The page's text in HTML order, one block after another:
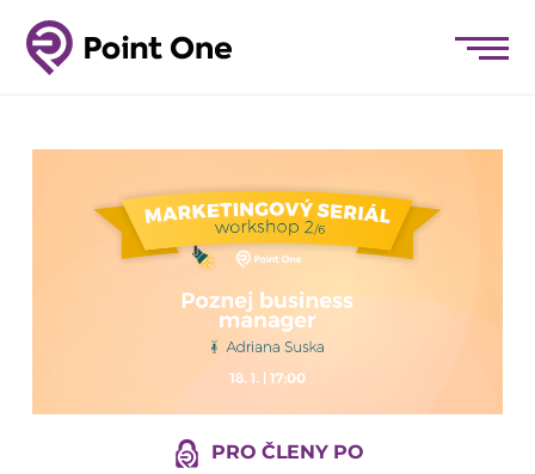
PRO ČLENY PO